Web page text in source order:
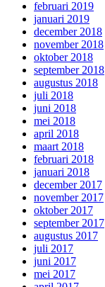
februari 2019
januari 2019
december 2018
november 2018
oktober 2018
september 2018
augustus 2018
juli 2018
juni 2018
mei 2018
april 2018
maart 2018
februari 2018
januari 2018
december 2017
november 2017
oktober 2017
september 2017
augustus 2017
juli 2017
juni 2017
mei 2017